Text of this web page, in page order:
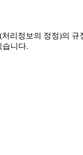
리정보의 정정)의
습니다.